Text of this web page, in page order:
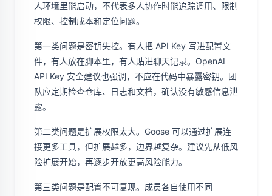
人环境里能启动，不代表多人协作时能追踪调用、限制
权限、控制成本和定位问题。
第一类问题是密钥失控。有人把 API Key 写进配置文
件，有人放在脚本里，有人贴进聊天记录。OpenAI
API Key 安全建议也强调，不应在代码中暴露密钥。团
队应定期检查仓库、日志和文档，确认没有敏感信息泄
露。
第二类问题是扩展权限太大。Goose 可以通过扩展连
接更多工具，但扩展越多，边界越复杂。建议先从低风
险扩展开始，再逐步开放更高风险能力。
第三类问题是配置不可复现。成员各自使用不同